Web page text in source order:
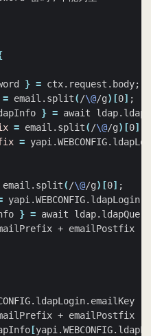
} = ctx.request.body;
= email.split( /\@/g)[0] ;
} = await
= email.split( /\@/g)[0]
=
email.split( /\@/g)[0] ;
} = await ldap.ldapQuery
+ emailPostfix :
+ emailPostfix :
[